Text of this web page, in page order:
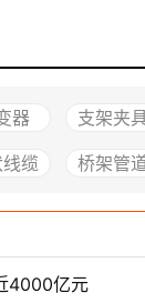
器 支架夹
缆 桥架管
4000亿元